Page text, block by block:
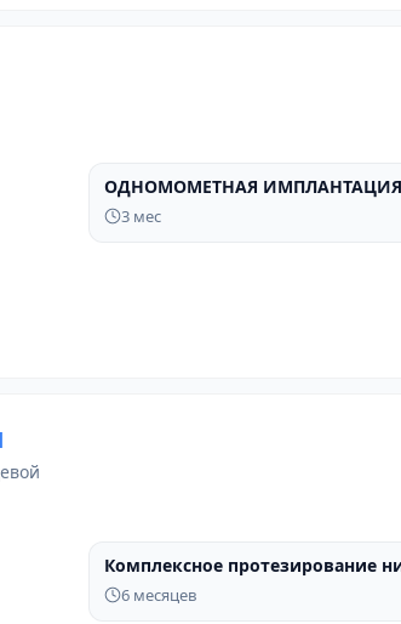
ДО
ОДНОМОМЕТНАЯ ИМПЛАНТАЦИЯ
3 мес
ДО
Комплексное протезирование
6 месяцев